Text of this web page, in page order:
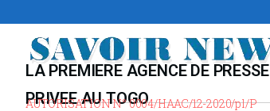
contenu
LA PREMIERE AGENCE DE PRESSE
PRIVEE AU TOGO
AUTORISATION N° 0004/HAAC/12-2020/pl/P